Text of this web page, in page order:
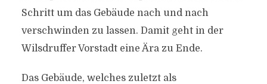
Schritt um das Gebäude nach und nach
verschwinden zu lassen. Damit geht in der
Wilsdruffer Vorstadt eine Ära zu Ende.
Das Gebäude, welches zuletzt als